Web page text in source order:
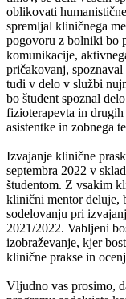
oblikovati
spremljal kliničnega
pogovoru z bolniki bo
komunikacije,
pričakovanj,
tudi v delo v službi
bo študent spoznal
fizioterapevta in
asistentke in zobnega
Izvajanje klinične
septembra 2022 v
študentom. Z vsakim
klinični mentor deluje,
sodelovanju pri
2021/2022. Vabljeni
izobraževanje, kjer
klinične prakse in
Vljudno vas prosimo,